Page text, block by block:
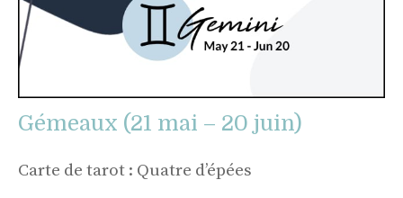
Gémeaux (21 mai – 20 juin)
Carte de tarot : Quatre d’épées